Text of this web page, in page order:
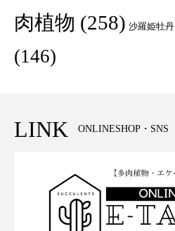
肉植物 (258) 沙羅姫牡丹
(146)
LINK ONLINESHOP・SNS